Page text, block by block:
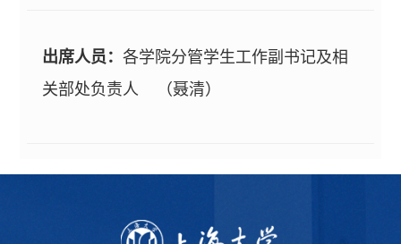
出席人员： 各学院分管学生工作副书记及相
关部处负责人 （聂清）